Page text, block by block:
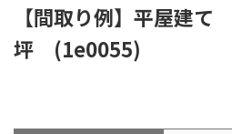
【間取り例】平屋建
坪 (1e0055)